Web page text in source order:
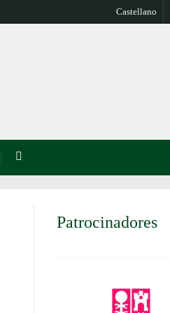
Castellano
Patrocinadores